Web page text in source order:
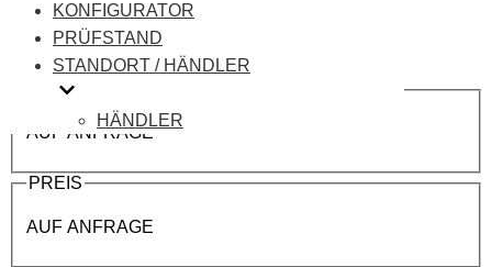
KONFIGURATOR
PRÜFSTAND
STANDORT / HÄNDLER
HÄNDLER
Leistung:265 PS
Drehmoment:620 NM
Motortyp:Benziner
PREIS
AUF ANFRAGE
PREIS
AUF ANFRAGE